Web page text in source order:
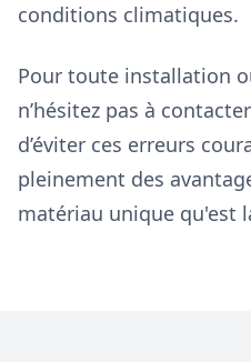
conditions climatiques.
Pour toute installation
n’hésitez pas à
d’éviter ces erreurs
pleinement des
matériau unique qu'est